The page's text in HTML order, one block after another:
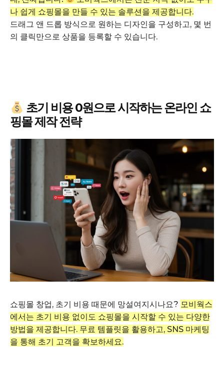
나 쉽게 쇼핑몰을 만들 수 있는 솔루션을 제공합니다.
드래그 앤 드롭 방식으로 원하는 디자인을 구성하고, 몇 번
의 클릭만으로 상품을 등록할 수 있습니다.
초기 비용 0원으로 시작하는 온라인 쇼
핑몰 제작 전략
쇼핑몰 창업, 초기 비용 때문에 망설여지시나요? 모비웍스
에서는 초기 비용 없이도 쇼핑몰을 시작할 수 있는 다양한
방법을 제공합니다. 무료 템플릿을 활용하고, SNS 마케팅
을 통해 초기 고객을 확보하세요.